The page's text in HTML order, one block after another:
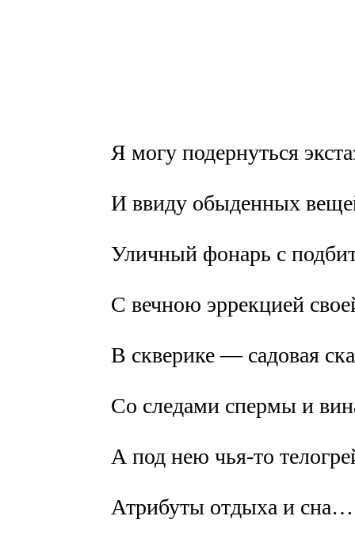
Я могу подернуться
И ввиду обыденных
Уличный фонарь с
С вечною эррекцией
В скверике — садовая
Со следами спермы и
А под нею чья-то
Атрибуты отдыха и сна…